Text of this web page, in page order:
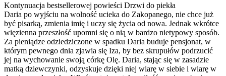
Kontynuacja bestsellerowej powieści Drzwi do piekła
Daria po wyjściu na wolność ucieka do Zakopanego, nie chce już
być pisarką, zmienia imię i uczy się życia od nowa. Jednak wkrótce
więzienna przeszłość upomni się o nią w bardzo nietypowy sposób.
Za pieniądze odziedziczone w spadku Daria buduje pensjonat, w
którym pewnego dnia zjawia się Iza, by bez skrupułów podrzucić
jej na wychowanie swoją córkę Olę. Daria, stając się w zasadzie
matką dziewczynki, odzyskuje dzięki niej wiarę w siebie i wiarę w